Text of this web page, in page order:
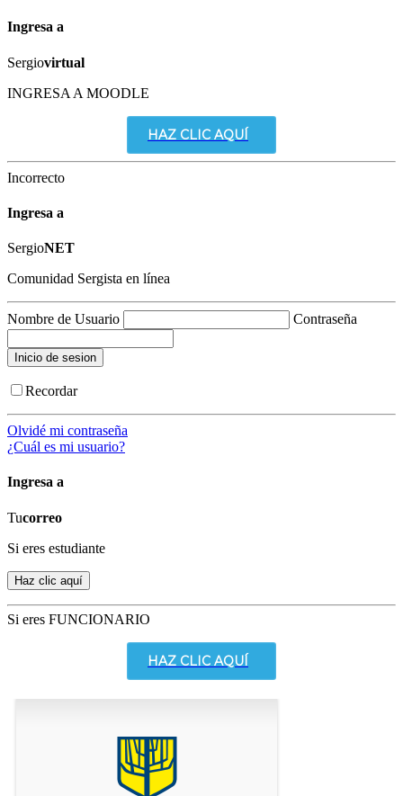
Ingresa a
Sergiovirtual
INGRESA A MOODLE
HAZ CLIC AQUÍ
Incorrecto
Ingresa a
SergioNET
Comunidad Sergista en línea
Nombre de Usuario Contraseña
Recordar
Olvidé mi contraseña
¿Cuál es mi usuario?
Ingresa a
Tucorreo
Si eres estudiante
Si eres FUNCIONARIO
HAZ CLIC AQUÍ